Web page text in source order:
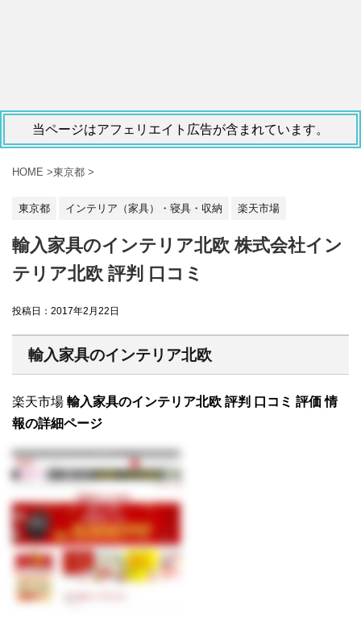
当ページはアフェリエイト広告が含まれています。
HOME >東京都 >
東京都 インテリア（家具）・寝具・収納 楽天市場
輸入家具のインテリア北欧 株式会社イン
テリア北欧 評判 口コミ
投稿日： 2017年2月22日
輸入家具のインテリア北欧
楽天市場 輸入家具のインテリア北欧 評判 口コミ 評価 情
報の詳細ページ